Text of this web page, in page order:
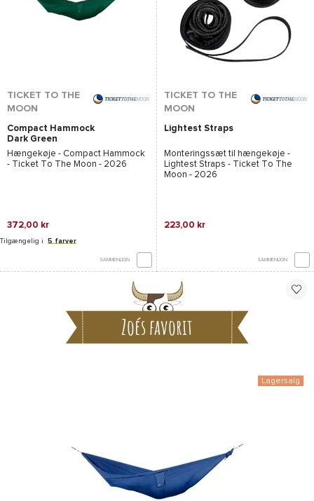
TICKET TO THE
MOON
Compact Hammock
Dark Green
Hængekøje - Compact Hammock
- Ticket To The Moon - 2026
372,00 kr
Tilgængelig i 5 farver
SAMMENLIGN
TICKET TO THE
MOON
Lightest Straps
Monteringssæt til hængekøje -
Lightest Straps - Ticket To The
Moon - 2026
223,00 kr
SAMMENLIGN
Zoés favorit
Lagersalg